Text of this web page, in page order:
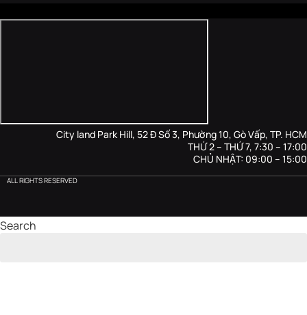
City land Park Hill, 52 Đ Số 3, Phường 10, Gò Vấp, TP. HCM
THỨ 2 – THỨ 7, 7:30 – 17:00
CHỦ NHẬT: 09:00 – 15:00
ALL RIGHTS RESERVED
Search